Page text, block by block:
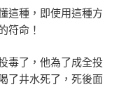
這種，即使用這種方
符命！
毒了，他為了成全投
了井水死了，死後面